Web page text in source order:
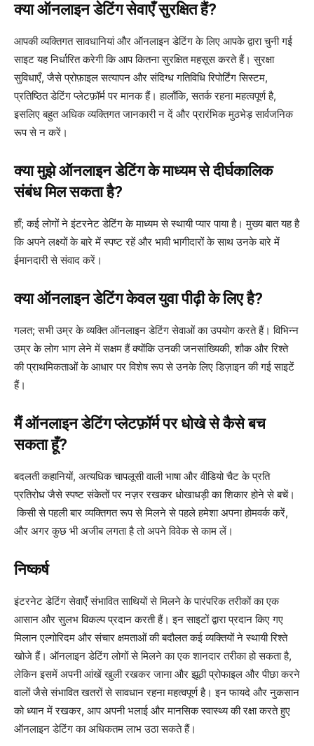
क्या ऑनलाइन डेटिंग सेवाएँ सुरक्षित हैं?
आपकी व्यक्तिगत सावधानियां और ऑनलाइन डेटिंग के लिए आपके द्वारा चुनी गई
साइट यह निर्धारित करेगी कि आप कितना सुरक्षित महसूस करते हैं। सुरक्षा
सुविधाएँ, जैसे प्रोफ़ाइल सत्यापन और संदिग्ध गतिविधि रिपोर्टिंग सिस्टम,
प्रतिष्ठित डेटिंग प्लेटफ़ॉर्म पर मानक हैं। हालाँकि, सतर्क रहना महत्वपूर्ण है,
इसलिए बहुत अधिक व्यक्तिगत जानकारी न दें और प्रारंभिक मुठभेड़ सार्वजनिक
रूप से न करें।
क्या मुझे ऑनलाइन डेटिंग के माध्यम से दीर्घकालिक
संबंध मिल सकता है?
हाँ; कई लोगों ने इंटरनेट डेटिंग के माध्यम से स्थायी प्यार पाया है। मुख्य बात यह है
कि अपने लक्ष्यों के बारे में स्पष्ट रहें और भावी भागीदारों के साथ उनके बारे में
ईमानदारी से संवाद करें।
क्या ऑनलाइन डेटिंग केवल युवा पीढ़ी के लिए है?
गलत; सभी उम्र के व्यक्ति ऑनलाइन डेटिंग सेवाओं का उपयोग करते हैं। विभिन्न
उम्र के लोग भाग लेने में सक्षम हैं क्योंकि उनकी जनसांख्यिकी, शौक और रिश्ते
की प्राथमिकताओं के आधार पर विशेष रूप से उनके लिए डिज़ाइन की गई साइटें
हैं।
मैं ऑनलाइन डेटिंग प्लेटफ़ॉर्म पर धोखे से कैसे बच
सकता हूँ?
बदलती कहानियों, अत्यधिक चापलूसी वाली भाषा और वीडियो चैट के प्रति
प्रतिरोध जैसे स्पष्ट संकेतों पर नज़र रखकर धोखाधड़ी का शिकार होने से बचें।
किसी से पहली बार व्यक्तिगत रूप से मिलने से पहले हमेशा अपना होमवर्क करें,
और अगर कुछ भी अजीब लगता है तो अपने विवेक से काम लें।
निष्कर्ष
इंटरनेट डेटिंग सेवाएँ संभावित साथियों से मिलने के पारंपरिक तरीकों का एक
आसान और सुलभ विकल्प प्रदान करती हैं। इन साइटों द्वारा प्रदान किए गए
मिलान एल्गोरिदम और संचार क्षमताओं की बदौलत कई व्यक्तियों ने स्थायी रिश्ते
खोजे हैं। ऑनलाइन डेटिंग लोगों से मिलने का एक शानदार तरीका हो सकता है,
लेकिन इसमें अपनी आंखें खुली रखकर जाना और झूठी प्रोफाइल और पीछा करने
वालों जैसे संभावित खतरों से सावधान रहना महत्वपूर्ण है। इन फायदे और नुकसान
को ध्यान में रखकर, आप अपनी भलाई और मानसिक स्वास्थ्य की रक्षा करते हुए
ऑनलाइन डेटिंग का अधिकतम लाभ उठा सकते हैं।